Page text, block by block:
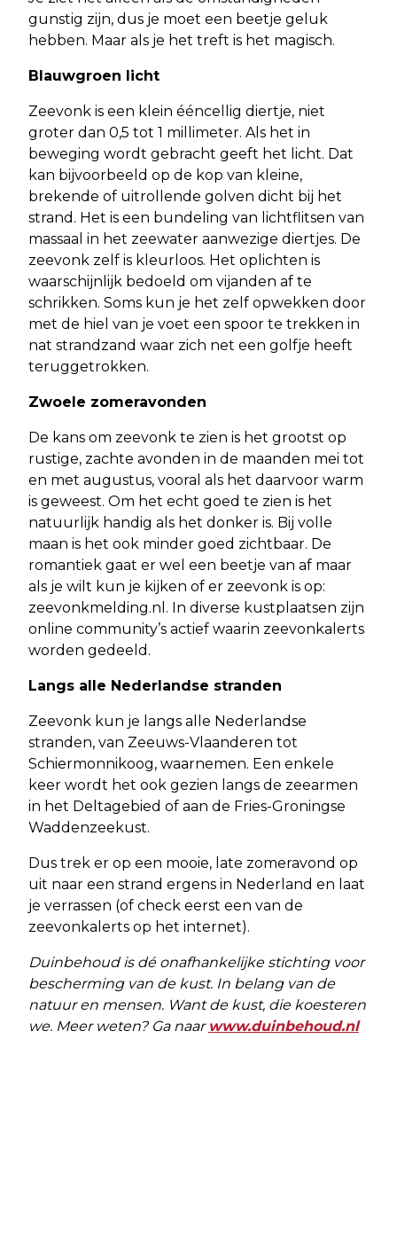
gunstig zijn, dus je moet een beetje geluk
hebben. Maar als je het treft is het magisch.
Blauwgroen licht
Zeevonk is een klein ééncellig diertje, niet
groter dan 0,5 tot 1 millimeter. Als het in
beweging wordt gebracht geeft het licht. Dat
kan bijvoorbeeld op de kop van kleine,
brekende of uitrollende golven dicht bij het
strand. Het is een bundeling van lichtflitsen van
massaal in het zeewater aanwezige diertjes. De
zeevonk zelf is kleurloos. Het oplichten is
waarschijnlijk bedoeld om vijanden af te
schrikken. Soms kun je het zelf opwekken door
met de hiel van je voet een spoor te trekken in
nat strandzand waar zich net een golfje heeft
teruggetrokken.
Zwoele zomeravonden
De kans om zeevonk te zien is het grootst op
rustige, zachte avonden in de maanden mei tot
en met augustus, vooral als het daarvoor warm
is geweest. Om het echt goed te zien is het
natuurlijk handig als het donker is. Bij volle
maan is het ook minder goed zichtbaar. De
romantiek gaat er wel een beetje van af maar
als je wilt kun je kijken of er zeevonk is op:
zeevonkmelding.nl. In diverse kustplaatsen zijn
online community’s actief waarin zeevonkalerts
worden gedeeld.
Langs alle Nederlandse stranden
Zeevonk kun je langs alle Nederlandse
stranden, van Zeeuws-Vlaanderen tot
Schiermonnikoog, waarnemen. Een enkele
keer wordt het ook gezien langs de zeearmen
in het Deltagebied of aan de Fries-Groningse
Waddenzeekust.
Dus trek er op een mooie, late zomeravond op
uit naar een strand ergens in Nederland en laat
je verrassen (of check eerst een van de
zeevonkalerts op het internet).
Duinbehoud is dé onafhankelijke stichting voor
bescherming van de kust. In belang van de
natuur en mensen. Want de kust, die koesteren
we. Meer weten? Ga naar www.duinbehoud.nl